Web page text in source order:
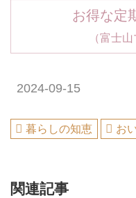
お得な定
（富士山
2024-09-15
暮らしの知恵 お
関連記事